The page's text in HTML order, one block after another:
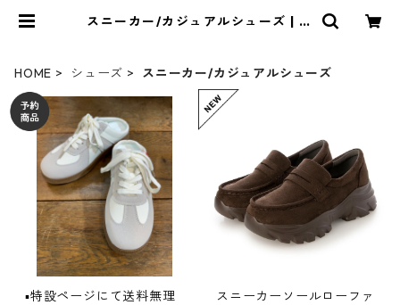
スニーカー/カジュアルシューズ | Bl
HOME シューズ スニーカー/カジュアルシューズ
▪️特設ページにて送料無理
スニーカーソールローファ